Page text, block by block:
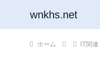
wnkhs.net
ホーム IT関連